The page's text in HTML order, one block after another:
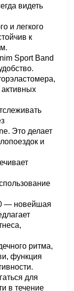
видеть
и легкого
к
Sport Band
Это делает
и
— новейшая
ритма,
функция
для
в течение